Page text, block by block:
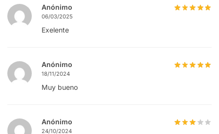
Anónimo
06/03/2025
Exelente
Anónimo
18/11/2024
Muy bueno
Anónimo
24/10/2024